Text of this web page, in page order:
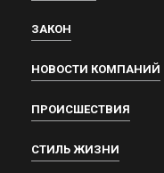
ЗАКОН
НОВОСТИ КОМПАНИЙ
ПРОИСШЕСТВИЯ
СТИЛЬ ЖИЗНИ